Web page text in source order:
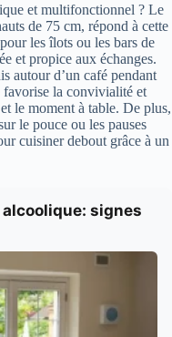
et multifonctionnel ? Le
de 75 cm, répond à cette
les îlots ou les bars de
et propice aux échanges.
autour d’un café pendant
favorise la convivialité et
le moment à table. De plus,
le pouce ou les pauses
cuisiner debout grâce à un
signes